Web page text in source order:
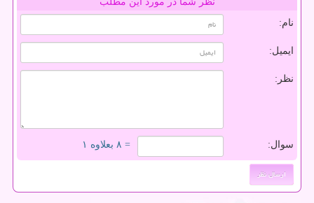
نام:
ایمیل:
نظر:
سوال: = ۸ بعلاوه ۱